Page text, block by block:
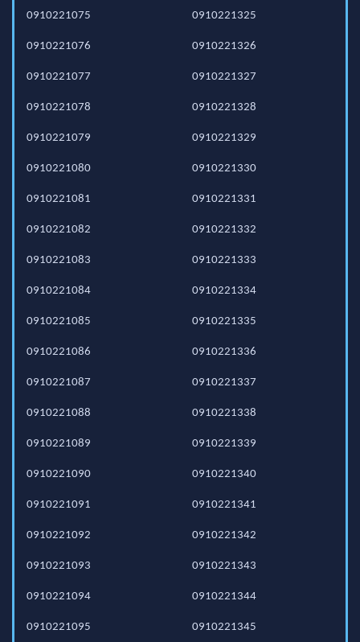
0910221075
0910221076
0910221077
0910221078
0910221079
0910221080
0910221081
0910221082
0910221083
0910221084
0910221085
0910221086
0910221087
0910221088
0910221089
0910221090
0910221091
0910221092
0910221093
0910221094
0910221095
0910221325
0910221326
0910221327
0910221328
0910221329
0910221330
0910221331
0910221332
0910221333
0910221334
0910221335
0910221336
0910221337
0910221338
0910221339
0910221340
0910221341
0910221342
0910221343
0910221344
0910221345